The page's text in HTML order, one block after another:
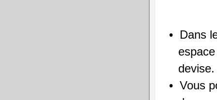
Dans
devise.
Vous